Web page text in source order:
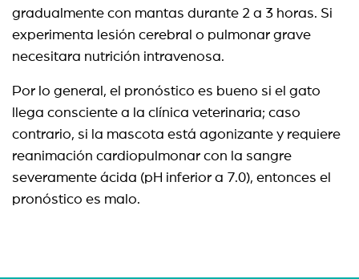
gradualmente con mantas durante 2 a 3 horas. Si
experimenta lesión cerebral o pulmonar grave
necesitara nutrición intravenosa.
Por lo general, el pronóstico es bueno si el gato
llega consciente a la clínica veterinaria; caso
contrario, si la mascota está agonizante y requiere
reanimación cardiopulmonar con la sangre
severamente ácida (pH inferior a 7.0), entonces el
pronóstico es malo.